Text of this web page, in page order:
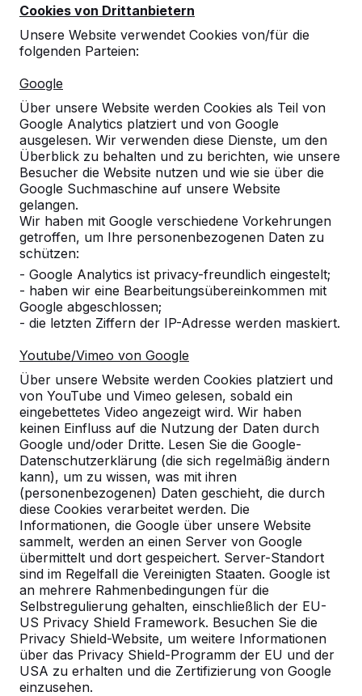
Cookies von Drittanbietern
Unsere Website verwendet Cookies von/für die
folgenden Parteien:
Google
Über unsere Website werden Cookies als Teil von
Google Analytics platziert und von Google
ausgelesen. Wir verwenden diese Dienste, um den
Überblick zu behalten und zu berichten, wie unsere
Besucher die Website nutzen und wie sie über die
Google Suchmaschine auf unsere Website
gelangen.
Wir haben mit Google verschiedene Vorkehrungen
getroffen, um Ihre personenbezogenen Daten zu
schützen:
- Google Analytics ist privacy-freundlich eingestelt;
- haben wir eine Bearbeitungsübereinkommen mit
Google abgeschlossen;
- die letzten Ziffern der IP-Adresse werden maskiert.
Youtube/Vimeo von Google
Über unsere Website werden Cookies platziert und
von YouTube und Vimeo gelesen, sobald ein
eingebettetes Video angezeigt wird. Wir haben
keinen Einfluss auf die Nutzung der Daten durch
Google und/oder Dritte. Lesen Sie die Google-
Datenschutzerklärung (die sich regelmäßig ändern
kann), um zu wissen, was mit ihren
(personenbezogenen) Daten geschieht, die durch
diese Cookies verarbeitet werden. Die
Informationen, die Google über unsere Website
sammelt, werden an einen Server von Google
übermittelt und dort gespeichert. Server-Standort
sind im Regelfall die Vereinigten Staaten. Google ist
an mehrere Rahmenbedingungen für die
Selbstregulierung gehalten, einschließlich der EU-
US Privacy Shield Framework. Besuchen Sie die
Privacy Shield-Website, um weitere Informationen
über das Privacy Shield-Programm der EU und der
USA zu erhalten und die Zertifizierung von Google
einzusehen.
robustesten Spieltische.
Unsere Tische ansehen -->
Entdecken Sie unser komplettes
Sortiment
Tischtennistische -->
Spieltische für endlosen
Spielspaß im Freien:
wetterbeständig,
außerordentlich stabil. Die ideale
Wahl.
Bestellen Sie den
Fußvolleyballtisch
beim Hersteller und
den maximalen
endlo...
Aktuelle Projekte und
Kundenberichte